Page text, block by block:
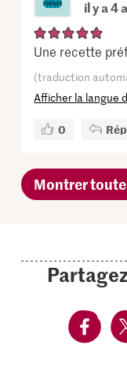
il y a 4
Une recette
(traduction
Afficher la langue
0
Montrer